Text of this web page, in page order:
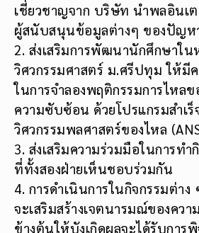
เชี่ยวชาญจาก บริษัท นำพลอินเต
ผู้สนับสนุนข้อมูลต่างๆ ของปัญห
2. ส่งเสริมการพัฒนานักศึกษาใน
วิศวกรรมศาสตร์ ม.ศรีปทุม ให้มีค
ในการจำลองพฤติกรรมการไหล
ความซับซ้อน ด้วยโปรแกรมสำเ
วิศวกรรมพลศาสตร์ของไหล
3. ส่งเสริมความร่วมมือในการท
ที่ทั้งสองฝ่ายเห็นชอบร่วมกัน
4. การดำเนินการในกิจกรรมต่า
จะเสริมสร้างเจตนารมณ์ของควา
ข้างต้นให้บังเกิดผลจะได้รับการ